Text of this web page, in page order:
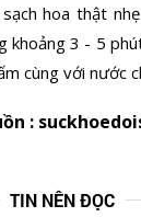
hoa thật
khoảng 3 - 5
cùng với nước
:
TIN NÊN ĐỌC